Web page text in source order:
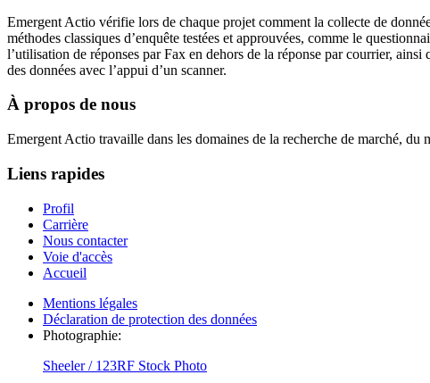
Emergent Actio vérifie lors de chaque projet comment la collecte de
méthodes classiques d’enquête testées et approuvées, comme le
l’utilisation de réponses par Fax en dehors de la réponse par courrier,
des données avec l’appui d’un scanner.
À propos de nous
Emergent Actio travaille dans les domaines de la recherche de marché, du
Liens rapides
Profil
Carrière
Nous contacter
Voie d'accès
Accueil
Mentions légales
Déclaration de protection des données
Photographie:
Sheeler / 123RF Stock Photo